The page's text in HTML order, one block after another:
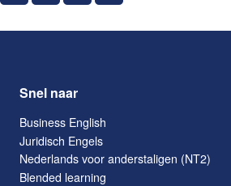
Snel naar
Business English
Juridisch Engels
Nederlands voor anderstaligen (NT2)
Blended learning